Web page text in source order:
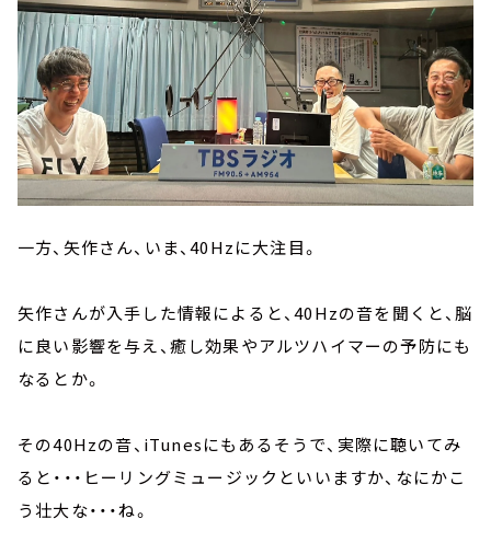
一方、矢作さん、いま、40Hzに大注目。
矢作さんが入手した情報によると、40Hzの音を聞くと、脳
に良い影響を与え、癒し効果やアルツハイマーの予防にも
なるとか。
その40Hzの音、iTunesにもあるそうで、実際に聴いてみ
ると・・・ヒーリングミュージックといいますか、なにかこ
う壮大な・・・ね。